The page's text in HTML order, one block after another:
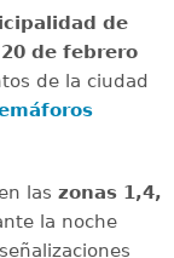
de
de febrero
de la ciudad
las zonas 1,4,
la noche